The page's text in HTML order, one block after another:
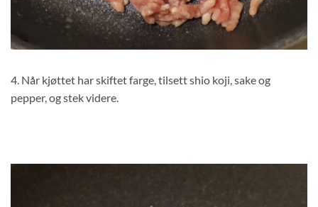
4. Når kjøttet har skiftet farge, tilsett shio koji, sake og
pepper, og stek videre.